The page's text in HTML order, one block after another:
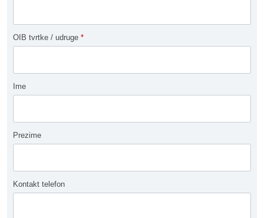
OIB tvrtke / udruge *
Ime
Prezime
Kontakt telefon